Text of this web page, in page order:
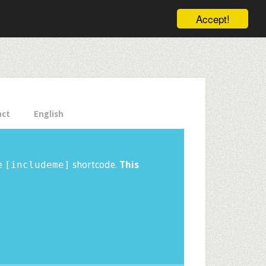
Accept!
English
[includeme] shortcode. This